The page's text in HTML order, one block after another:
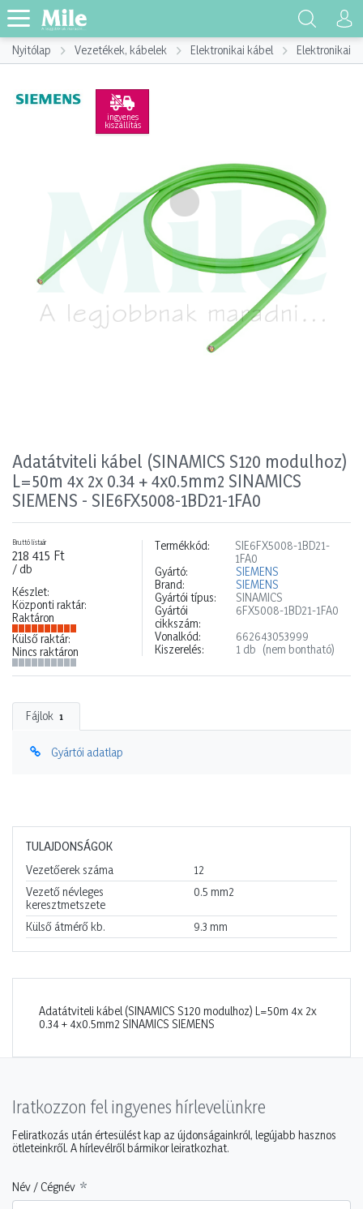
Nyitólap Vezetékek, kábelek Elektronikai kábel Elektronikai
ingyenes
kiszállítás
Adatátviteli kábel (SINAMICS S120 modulhoz)
L=50m 4x 2x 0.34 + 4x0.5mm2 SINAMICS
SIEMENS - SIE6FX5008-1BD21-1FA0
Bruttó listaár
218 415 Ft
/ db
Készlet:
Központi raktár:
Raktáron
Külső raktár:
Nincs raktáron
Termékkód:
SIE6FX5008-1BD21-
1FA0
Gyártó:
SIEMENS
Brand:
SIEMENS
Gyártói típus:
SINAMICS
Gyártói
cikkszám:
6FX5008-1BD21-1FA0
Vonalkód:
662643053999
Kiszerelés:
1 db (nem bontható)
Fájlok 1
Gyártói adatlap
TULAJDONSÁGOK
Vezetőerek száma
12
Vezető névleges
keresztmetszete
0.5 mm2
Külső átmérő kb. 9.3 mm
Adatátviteli kábel (SINAMICS S120 modulhoz) L=50m 4x 2x
0.34 + 4x0.5mm2 SINAMICS SIEMENS
Iratkozzon fel ingyenes hírlevelünkre
Feliratkozás után értesülést kap az újdonságainkról, legújabb hasznos
ötleteinkről. A hírlevélről bármikor leiratkozhat.
Név / Cégnév